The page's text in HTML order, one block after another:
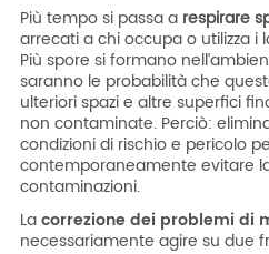
Più tempo si passa a respirare
arrecati a chi occupa o utilizza i
Più spore si formano
saranno le probabilità che
ulteriori spazi e altre superfici
non contaminate. Perciò:
condizioni di rischio e pericolo
contemporaneamente evitare
contaminazioni.
Lacorrezione dei problemi di
necessariamente agire su due